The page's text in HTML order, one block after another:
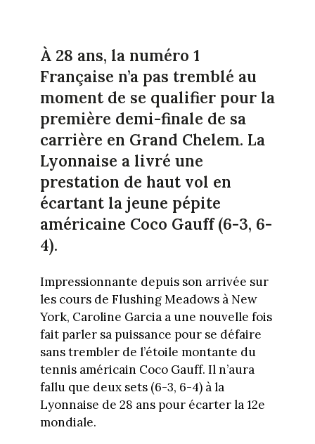
À 28 ans, la numéro 1
Française n’a pas tremblé au
moment de se qualifier pour la
première demi-finale de sa
carrière en Grand Chelem. La
Lyonnaise a livré une
prestation de haut vol en
écartant la jeune pépite
américaine Coco Gauff (6-3, 6-
4).
Impressionnante depuis son arrivée sur
les cours de Flushing Meadows à New
York, Caroline Garcia a une nouvelle fois
fait parler sa puissance pour se défaire
sans trembler de l’étoile montante du
tennis américain Coco Gauff. Il n’aura
fallu que deux sets (6-3, 6-4) à la
Lyonnaise de 28 ans pour écarter la 12e
mondiale.